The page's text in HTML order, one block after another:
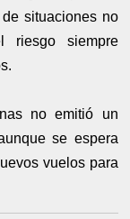
situaciones no
riesgo siempre
no emitió un
se espera
vuelos para